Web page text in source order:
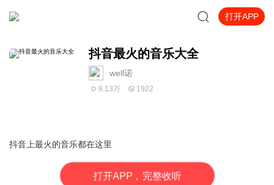
打开APP
抖音最火的音乐大全
well诺
8.13万 1922
抖音上最火的音乐都在这里
打开APP，完整收听